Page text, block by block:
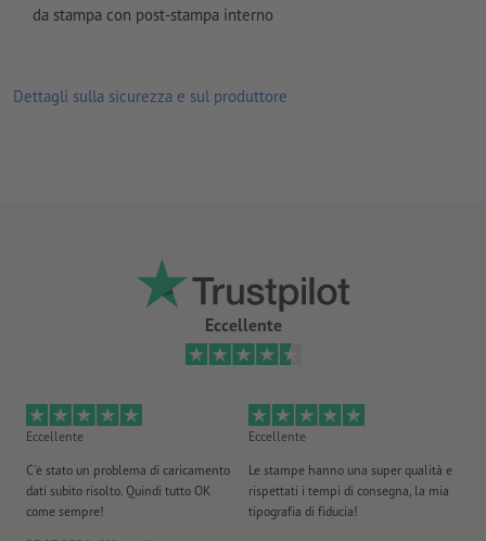
da stampa con post-stampa interno
Dettagli sulla sicurezza e sul produttore
Eccellente
Eccellente
C'è stato un problema di caricamento
dati subito risolto. Quindi tutto OK
come sempre!
Eccellente
Le stampe hanno una super qualità e
rispettati i tempi di consegna, la mia
tipografia di fiducia!